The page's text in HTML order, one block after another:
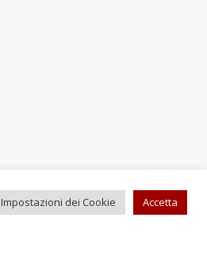
Impostazioni dei Cookie Accetta